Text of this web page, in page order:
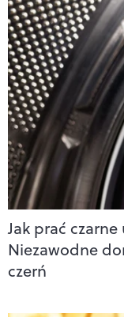
Jak prać
Niezawodne
czerń